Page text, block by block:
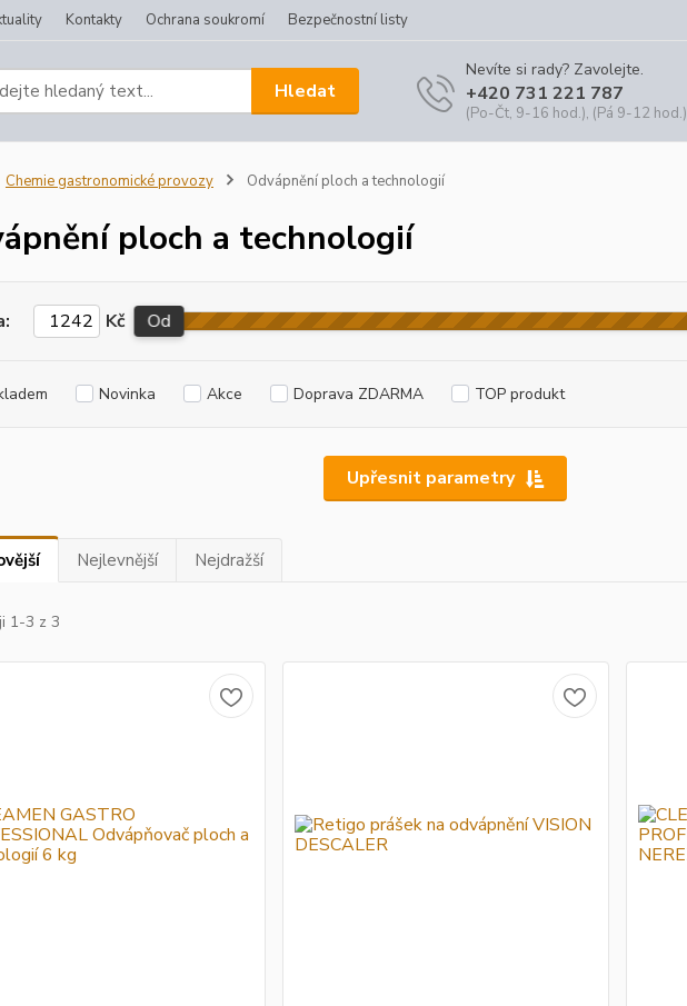
Kontakty Ochrana soukromí Bezpečnostní listy
Hledat
Nevíte si rady? Zavolejte.
+420 731 221 787
(Po-Čt, 9-16 hod.), (Pá 9-12 hod.)
Chemie gastronomické provozy Odvápnění ploch a technologií
ploch a technologií
Upřesnit parametry
Kč Od
Novinka Akce Doprava ZDARMA TOP produkt
Nejlevnější Nejdražší
1-3 z 3